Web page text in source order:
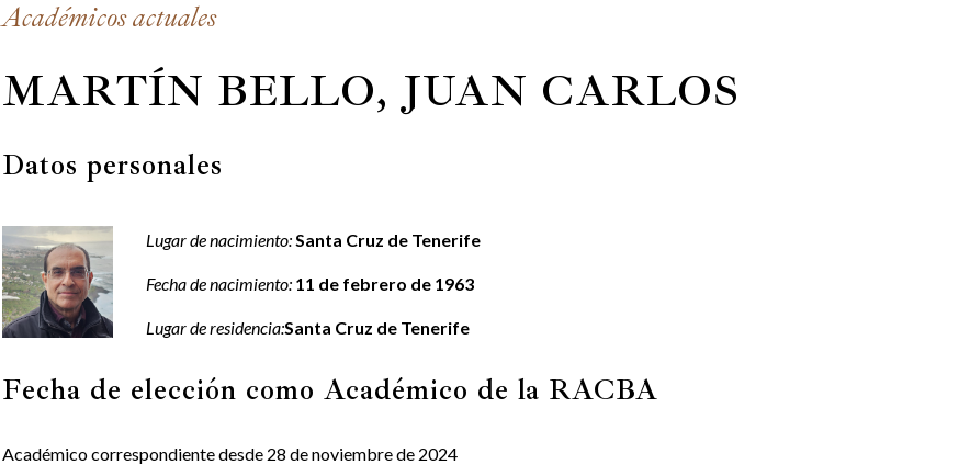
Académicos actuales
MARTÍN BELLO, JUAN CARLOS
Datos personales
Lugar de nacimiento:Santa Cruz de Tenerife
Fecha de nacimiento: 11 de febrero de 1963
Lugar de residencia:Santa Cruz de Tenerife
Fecha de elección como Académico de la RACBA
Académico correspondiente desde 28 de noviembre de 2024